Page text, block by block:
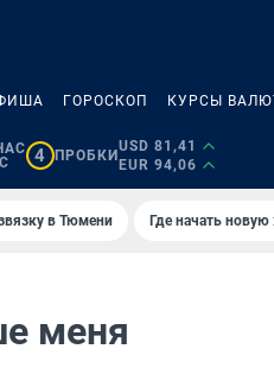
ГОРОСКОП КУРСЫ
4 ПРОБКИ
USD 81,41
EUR 94,06
в Тюмени Где начать
меня